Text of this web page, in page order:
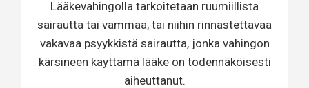
Lääkevahingolla tarkoitetaan ruumiillista
sairautta tai vammaa, tai niihin rinnastettavaa
vakavaa psyykkistä sairautta, jonka vahingon
kärsineen käyttämä lääke on todennäköisesti
aiheuttanut.